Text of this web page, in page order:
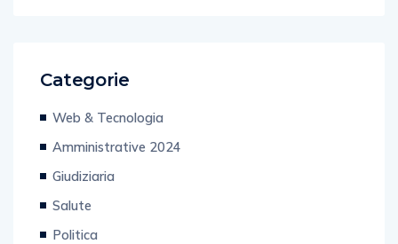
Categorie
Web & Tecnologia
Amministrative 2024
Giudiziaria
Salute
Politica